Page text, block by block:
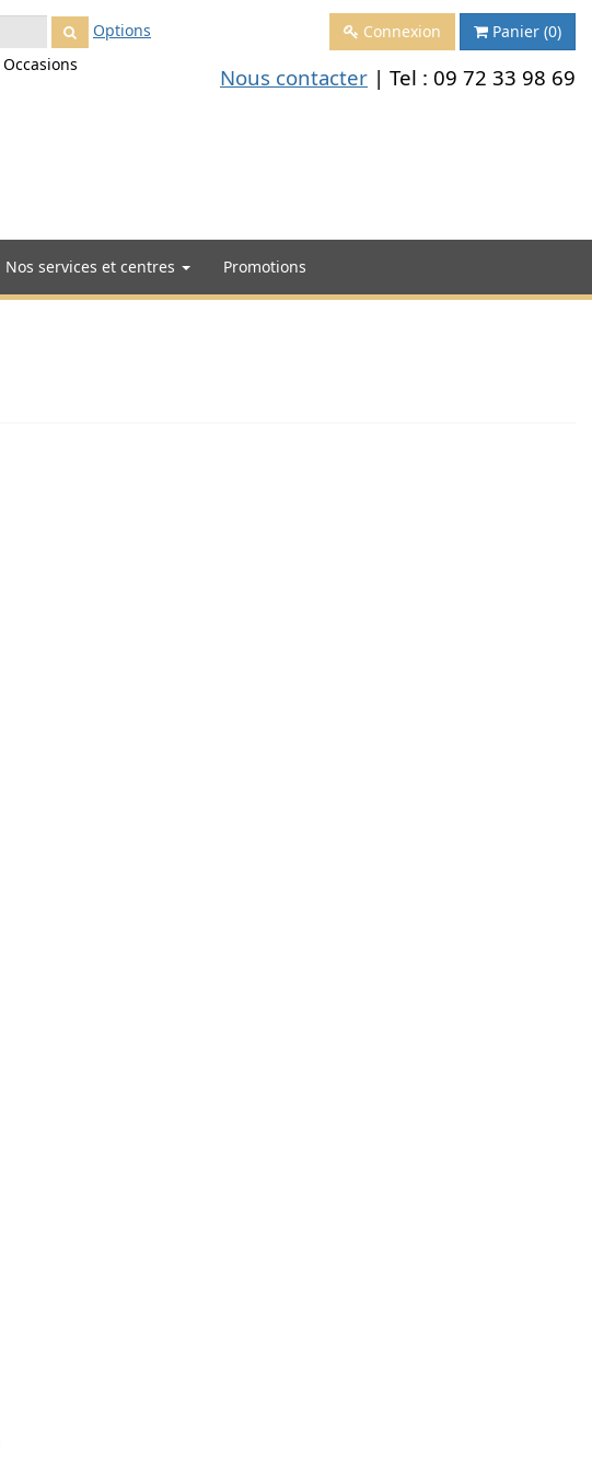
Options
Occasions
Connexion Panier (0)
Nous contacter | Tel : 09 72 33 98 69
Nos services et centres Promotions